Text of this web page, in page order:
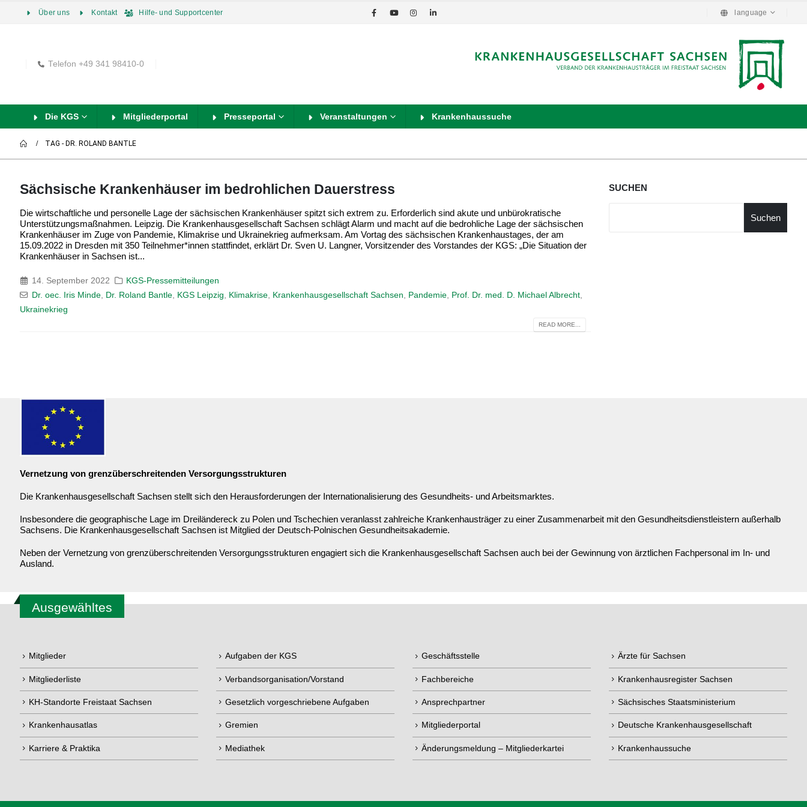
Über uns Kontakt Hilfe- und Supportcenter language
Telefon +49 341 98410-0
Die KGS Mitgliederportal Presseportal Veranstaltungen Krankenhaussuche
TAG - DR. ROLAND BANTLE
Sächsische Krankenhäuser im bedrohlichen Dauerstress
Die wirtschaftliche und personelle Lage der sächsischen Krankenhäuser spitzt sich extrem zu. Erforderlich sind akute und unbürokratische
Unterstützungsmaßnahmen. Leipzig. Die Krankenhausgesellschaft Sachsen schlägt Alarm und macht auf die bedrohliche Lage der sächsischen
Krankenhäuser im Zuge von Pandemie, Klimakrise und Ukrainekrieg aufmerksam. Am Vortag des sächsischen Krankenhaustages, der am
15.09.2022 in Dresden mit 350 Teilnehmer*innen stattfindet, erklärt Dr. Sven U. Langner, Vorsitzender des Vorstandes der KGS: „Die Situation der
Krankenhäuser in Sachsen ist...
14. September 2022
KGS-Pressemitteilungen
Dr. oec. Iris Minde, Dr. Roland Bantle, KGS Leipzig, Klimakrise, Krankenhausgesellschaft Sachsen, Pandemie, Prof. Dr. med. D. Michael Albrecht,
Ukrainekrieg
READ MORE...
SUCHEN
Suchen
Vernetzung von grenzüberschreitenden Versorgungsstrukturen
Die Krankenhausgesellschaft Sachsen stellt sich den Herausforderungen der Internationalisierung des Gesundheits- und Arbeitsmarktes.
Insbesondere die geographische Lage im Dreiländereck zu Polen und Tschechien veranlasst zahlreiche Krankenhausträger zu einer Zusammenarbeit mit den Gesundheitsdienstleistern außerhalb
Sachsens. Die Krankenhausgesellschaft Sachsen ist Mitglied der Deutsch-Polnischen Gesundheitsakademie.
Neben der Vernetzung von grenzüberschreitenden Versorgungsstrukturen engagiert sich die Krankenhausgesellschaft Sachsen auch bei der Gewinnung von ärztlichen Fachpersonal im In- und
Ausland.
Ausgewähltes
Mitglieder
Mitgliederliste
KH-Standorte Freistaat Sachsen
Krankenhausatlas
Karriere & Praktika
Aufgaben der KGS
Verbandsorganisation/Vorstand
Gesetzlich vorgeschriebene Aufgaben
Gremien
Mediathek
Geschäftsstelle
Fachbereiche
Ansprechpartner
Mitgliederportal
Änderungsmeldung – Mitgliederkartei
Ärzte für Sachsen
Krankenhausregister Sachsen
Sächsisches Staatsministerium
Deutsche Krankenhausgesellschaft
Krankenhaussuche